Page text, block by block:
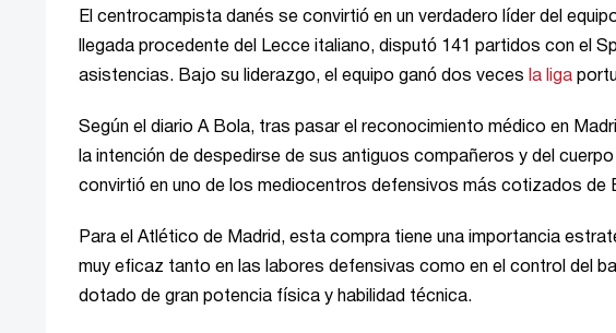
El centrocampista danés se convirtió en un verdadero líder del
llegada procedente del Lecce italiano, disputó 141 partidos con el
asistencias. Bajo su liderazgo, el equipo ganó dos veces la liga
Según el diario A Bola, tras pasar el reconocimiento médico en
la intención de despedirse de sus antiguos compañeros y del
convirtió en uno de los mediocentros defensivos más cotizados de
Para el Atlético de Madrid, esta compra tiene una importancia
muy eficaz tanto en las labores defensivas como en el control del
dotado de gran potencia física y habilidad técnica.